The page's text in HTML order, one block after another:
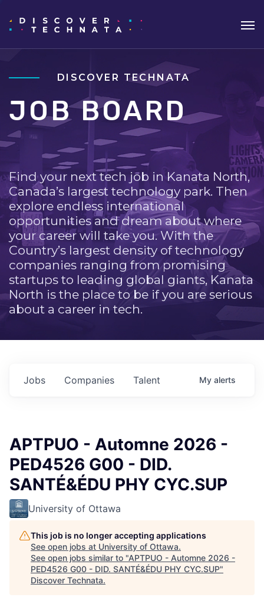
DISCOVER TECHNATA
JOB BOARD
Find your next tech job in Kanata North,
Canada’s largest technology park. Then
explore endless international
opportunities and dream about where
your career will take you. With the
Country’s largest density of technology
companies ranging from promising
startups to leading global giants, Kanata
North is the place to be if you are serious
about a career in tech.
Jobs Companies Talent My alerts
APTPUO - Automne 2026 -
PED4526 G00 - DID.
SANTÉ&ÉDU PHY CYC.SUP
University of Ottawa
This job is no longer accepting applications
See open jobs at University of Ottawa.
See open jobs similar to "APTPUO - Automne 2026 -
PED4526 G00 - DID. SANTÉ&ÉDU PHY CYC.SUP"
Discover Technata.